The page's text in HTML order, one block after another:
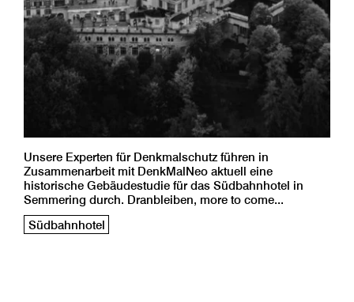
Unsere Experten für Denkmalschutz führen in
Zusammenarbeit mit DenkMalNeo aktuell eine
historische Gebäudestudie für das Südbahnhotel in
Semmering durch. Dranbleiben, more to come...
Südbahnhotel